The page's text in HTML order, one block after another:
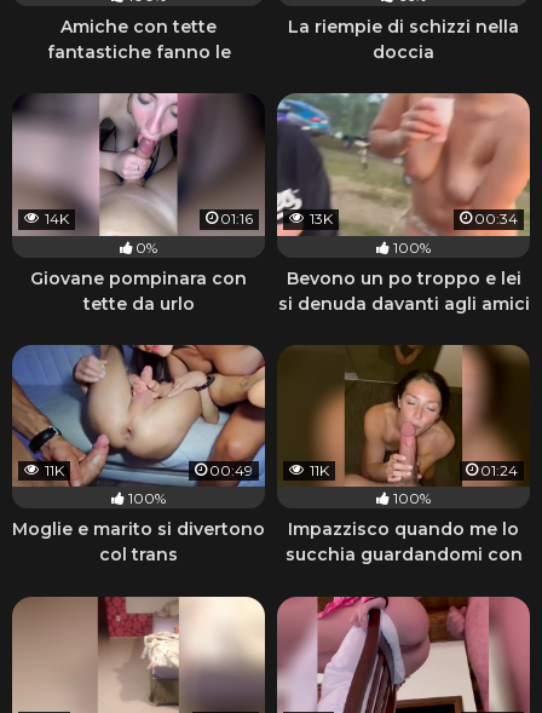
Amiche con tette
fantastiche fanno le
La riempie di schizzi nella
doccia
14K
01:16
0%
Giovane pompinara con
tette da urlo
13K
00:34
100%
Bevono un po troppo e lei
si denuda davanti agli amici
11K
00:49
100%
Moglie e marito si divertono
col trans
11K
01:24
100%
Impazzisco quando me lo
succhia guardandomi con